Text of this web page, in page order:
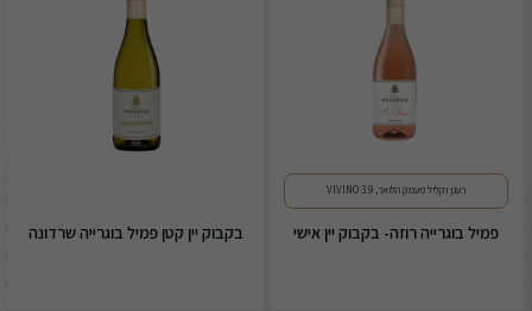
רענן וקליל מעמק הלואר, 3.9 VIVINO
פמיל בוגרייה רוזה- בקבוק יין אישי בקבוק יין קטן פמיל בוגרייה שרדונה